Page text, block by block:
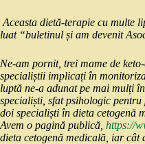
Aceasta dietă-terapie cu multe
luat “buletinul și am devenit
Ne-am pornit, trei mame de
specialiștii implicați în
luptă ne-a adunat pe mai mulți
specialiști, sfat psihologic
doi specialiști în dieta cetogenă
Avem o pagină publică, https://
dieta cetogenă medicală, iar cât